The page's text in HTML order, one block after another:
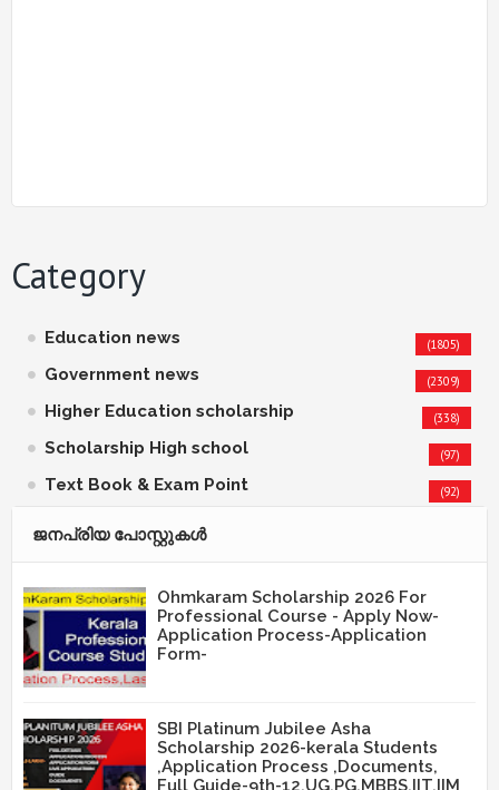
Category
Education news (1805)
Government news (2309)
Higher Education scholarship (338)
Scholarship High school (97)
Text Book & Exam Point (92)
ജനപ്രിയ പോസ്റ്റുകള്‍‌
Ohmkaram Scholarship 2026 For
Professional Course - Apply Now-
Application Process-Application
Form-
SBI Platinum Jubilee Asha
Scholarship 2026-kerala Students
,Application Process ,Documents,
Full Guide-9th-12,UG,PG,MBBS,IIT,IIM